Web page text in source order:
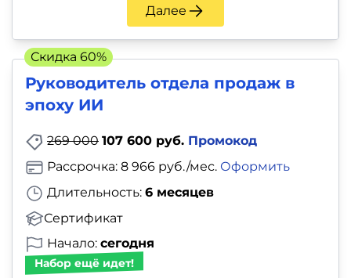
Далее
Руководитель отдела продаж в
эпоху ИИ
269 000 107 600 руб. Промокод
Длительность: 6 месяцев
Сертификат
Рассрочка: 8 966 руб./мес. Оформить
Начало: сегодня
Набор ещё идет!
Скидка 60%